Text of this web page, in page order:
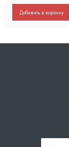
Добавить в корзину